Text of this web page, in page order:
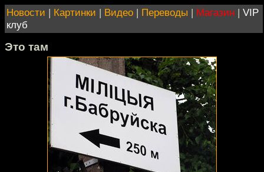
Новости | Картинки | Видео | Переводы | Магазин | VIP
клуб
Это там